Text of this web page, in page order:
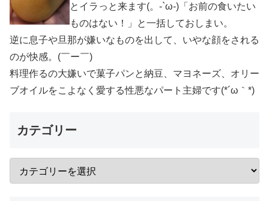
とイラっと来ます(。-`ω-)「お前の食いたい
ものはない！」と一括しておしまい。
逆に息子や旦那が嫌いなものを出して、いやな顔をされる
のが快感。(￣ー￣)
料理作るの大嫌いで菓子パンと納豆、マヨネーズ、オリー
ブオイルをこよなく愛する性悪なパート主婦です(*´ω｀*)
カテゴリー